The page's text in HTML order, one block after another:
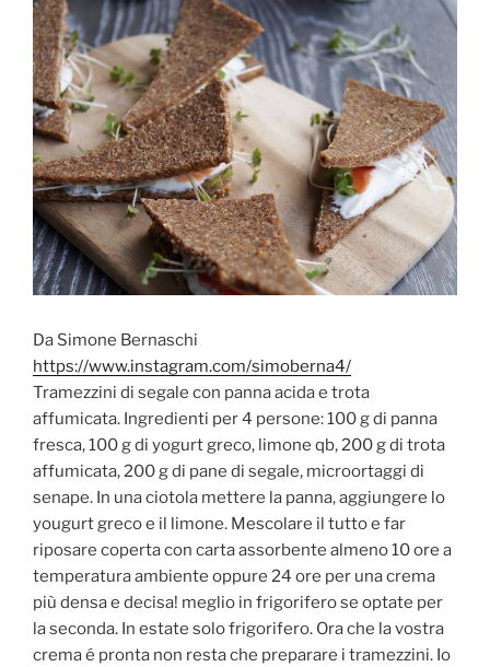
Da Simone Bernaschi
https://www.instagram.com/simoberna4/
Tramezzini di segale con panna acida e trota
affumicata. Ingredienti per 4 persone: 100 g di panna
fresca, 100 g di yogurt greco, limone qb, 200 g di trota
affumicata, 200 g di pane di segale, microortaggi di
senape. In una ciotola mettere la panna, aggiungere lo
yougurt greco e il limone. Mescolare il tutto e far
riposare coperta con carta assorbente almeno 10 ore a
temperatura ambiente oppure 24 ore per una crema
più densa e decisa! meglio in frigorifero se optate per
la seconda. In estate solo frigorifero. Ora che la vostra
crema é pronta non resta che preparare i tramezzini. Io